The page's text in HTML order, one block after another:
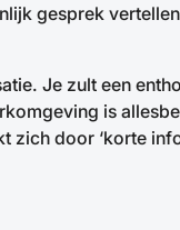
gesprek
Je zult een
is
door ‘korte